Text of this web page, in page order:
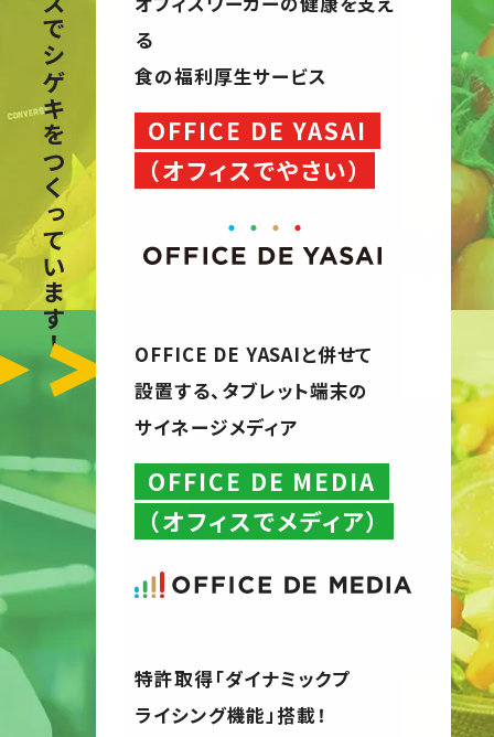
る
食の福利厚生サービス
OFFICE DE YASAI
（オフィスでやさい）
OFFICE DE YASAIと併せて
設置する、 タブレット端末の
サイネージメディア
OFFICE DE MEDIA
（オフィスでメディア）
特許取得「ダイナミックプ
ライシング機能」搭載！